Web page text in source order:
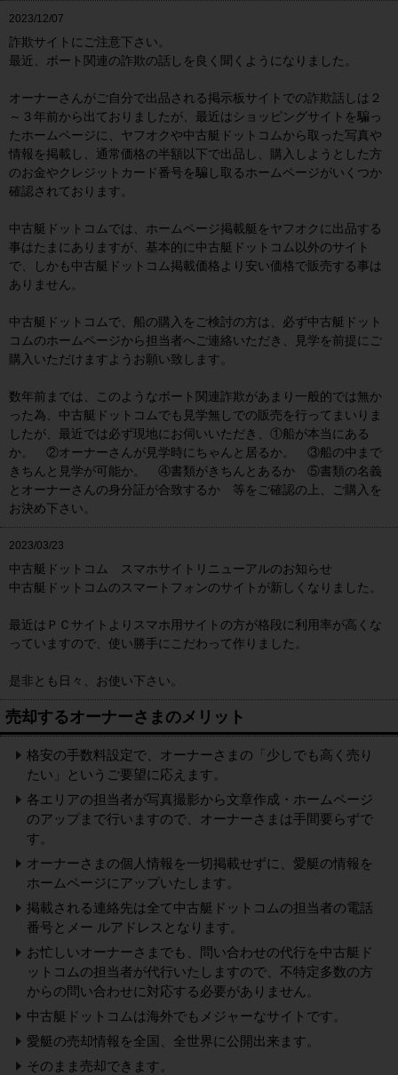
2023/12/07
詐欺サイトにご注意下さい。
最近、ボート関連の詐欺の話しを良く聞くようになりました。
オーナーさんがご自分で出品される掲示板サイトでの詐欺話しは２
～３年前から出ておりましたが、最近はショッピングサイトを騙っ
たホームページに、ヤフオクや中古艇ドットコムから取った写真や
情報を掲載し、通常価格の半額以下で出品し、購入しようとした方
のお金やクレジットカード番号を騙し取るホームページがいくつか
確認されております。
中古艇ドットコムでは、ホームページ掲載艇をヤフオクに出品する
事はたまにありますが、基本的に中古艇ドットコム以外のサイト
で、しかも中古艇ドットコム掲載価格より安い価格で販売する事は
ありません。
中古艇ドットコムで、船の購入をご検討の方は、必ず中古艇ドット
コムのホームページから担当者へご連絡いただき、見学を前提にご
購入いただけますようお願い致します。
数年前までは、このようなボート関連詐欺があまり一般的では無か
った為、中古艇ドットコムでも見学無しでの販売を行ってまいりま
したが、最近では必ず現地にお伺いいただき、①船が本当にある
か。 ②オーナーさんが見学時にちゃんと居るか。 ③船の中まで
きちんと見学が可能か。 ④書類がきちんとあるか ⑤書類の名義
とオーナーさんの身分証が合致するか 等をご確認の上、ご購入を
お決め下さい。
2023/03/23
中古艇ドットコム スマホサイトリニューアルのお知らせ
中古艇ドットコムのスマートフォンのサイトが新しくなりました。
最近はＰＣサイトよりスマホ用サイトの方が格段に利用率が高くな
っていますので、使い勝手にこだわって作りました。
是非とも日々、お使い下さい。
売却するオーナーさまのメリット
格安の手数料設定で、オーナーさまの「少しでも高く売り
たい」というご要望に応えます。
各エリアの担当者が写真撮影から文章作成・ホームページ
のアップまで行いますので、オーナーさまは手間要らずで
す。
オーナーさまの個人情報を一切掲載せずに、愛艇の情報を
ホームページにアップいたします。
掲載される連絡先は全て中古艇ドットコムの担当者の電話
番号とメー ルアドレスとなります。
お忙しいオーナーさまでも、問い合わせの代行を中古艇ド
ットコムの担当者が代行いたしますので、不特定多数の方
からの問い合わせに対応する必要がありません。
中古艇ドットコムは海外でもメジャーなサイトです。
愛艇の売却情報を全国、全世界に公開出来ます。
そのまま売却できます。